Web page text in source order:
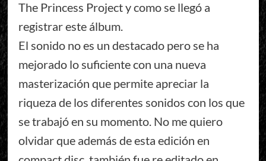
The Princess Project y como se llegó a
registrar este álbum.
El sonido no es un destacado pero se ha
mejorado lo suficiente con una nueva
masterización que permite apreciar la
riqueza de los diferentes sonidos con los que
se trabajó en su momento. No me quiero
olvidar que además de esta edición en